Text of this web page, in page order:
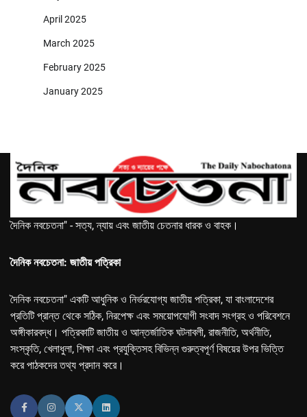
April 2025
March 2025
February 2025
January 2025
দৈনিক নবচেতনা" - সত্য, ন্যায় এবং জাতীয় চেতনার ধারক ও বাহক।
দৈনিক নবচেতনা: জাতীয় পত্রিকা
দৈনিক নবচেতনা" একটি আধুনিক ও নির্ভরযোগ্য জাতীয় পত্রিকা, যা বাংলাদেশের
প্রতিটি প্রান্ত থেকে সঠিক, নিরপেক্ষ এবং সময়োপযোগী সংবাদ সংগ্রহ ও পরিবেশনে
অঙ্গীকারবদ্ধ। পত্রিকাটি জাতীয় ও আন্তর্জাতিক ঘটনাবলী, রাজনীতি, অর্থনীতি,
সংস্কৃতি, খেলাধুলা, শিক্ষা এবং প্রযুক্তিসহ বিভিন্ন গুরুত্বপূর্ণ বিষয়ের উপর ভিত্তি
করে পাঠকদের তথ্য প্রদান করে।